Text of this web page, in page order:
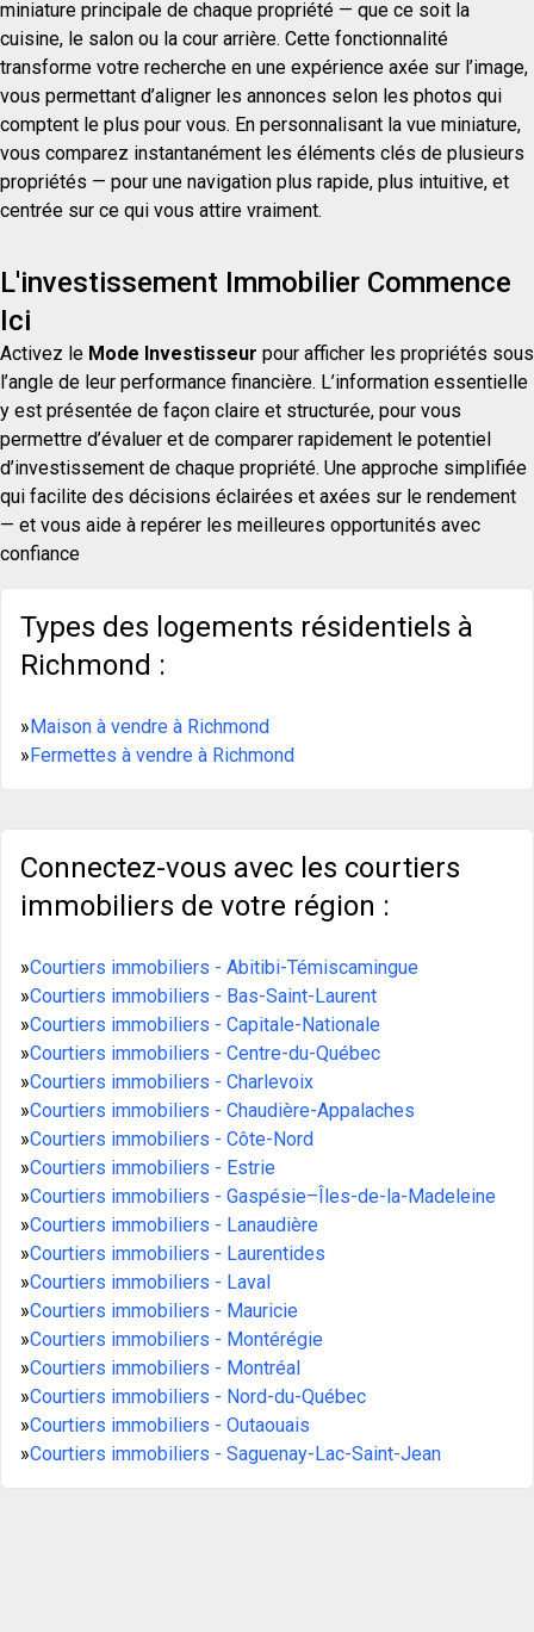
miniature principale de chaque propriété — que ce soit la
cuisine, le salon ou la cour arrière. Cette fonctionnalité
transforme votre recherche en une expérience axée sur l’image,
vous permettant d’aligner les annonces selon les photos qui
comptent le plus pour vous. En personnalisant la vue miniature,
vous comparez instantanément les éléments clés de plusieurs
propriétés — pour une navigation plus rapide, plus intuitive, et
centrée sur ce qui vous attire vraiment.
L'investissement Immobilier Commence
Ici
Activez le Mode Investisseur pour afficher les propriétés sous
l’angle de leur performance financière. L’information essentielle
y est présentée de façon claire et structurée, pour vous
permettre d’évaluer et de comparer rapidement le potentiel
d’investissement de chaque propriété. Une approche simplifiée
qui facilite des décisions éclairées et axées sur le rendement
— et vous aide à repérer les meilleures opportunités avec
confiance
Types des logements résidentiels à
Richmond :
» Maison à vendre à Richmond
» Fermettes à vendre à Richmond
Connectez-vous avec les courtiers
immobiliers de votre région :
»Courtiers immobiliers - Abitibi-Témiscamingue
»Courtiers immobiliers - Bas-Saint-Laurent
»Courtiers immobiliers - Capitale-Nationale
»Courtiers immobiliers - Centre-du-Québec
»Courtiers immobiliers - Charlevoix
»Courtiers immobiliers - Chaudière-Appalaches
»Courtiers immobiliers - Côte-Nord
»Courtiers immobiliers - Estrie
»Courtiers immobiliers - Gaspésie–Îles-de-la-Madeleine
»Courtiers immobiliers - Lanaudière
»Courtiers immobiliers - Laurentides
»Courtiers immobiliers - Laval
»Courtiers immobiliers - Mauricie
»Courtiers immobiliers - Montérégie
»Courtiers immobiliers - Montréal
»Courtiers immobiliers - Nord-du-Québec
»Courtiers immobiliers - Outaouais
»Courtiers immobiliers - Saguenay-Lac-Saint-Jean